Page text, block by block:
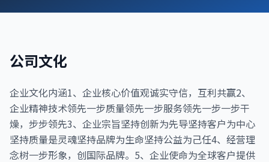
公司文化
企业文化内涵1、企业核心价值观诚实守信，互利共赢2、
企业精神技术领先一步质量领先一步服务领先一步一步干
燥，步步领先3、企业宗旨坚持创新为先导坚持客户为中心
坚持质量是灵魂坚持品牌为生命坚持公益为己任4、经营理
念树一步形象，创国际品牌。5、企业使命为全球客户提供